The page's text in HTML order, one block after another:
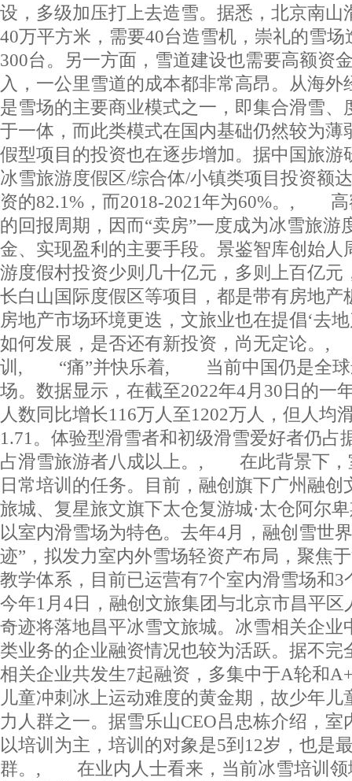
设，多级加压打上去造雪。据悉，北京南山
40万平方米，需要40台造雪机，崇礼的雪场
300台。另一方面，雪道建设也需要高额资
入，一公里雪道的成本都非常高昂。从海外
是雪场的主要商业模式之一，即集合滑雪、
于一体，而此类模式在国内基础仍然较为薄
假型项目的投资也在逐步增加。据中国旅游
冰雪旅游度假区/综合体/小镇类项目投资额
资的82.1%，而2018-2021年为60%。, 高
的回报周期，因而“卖房”一度成为冰雪旅游
金、实现盈利的主要手段。景鉴智库创始人
游度假村投资少则几十亿元，多则上百亿元
长白山国际度假区等项目，都是带有房地产
房地产市场环境更迭，文旅业也在提倡‘去
如何发展，是否还有新投资，尚无定论
训, “痛”并快乐着, 当前中国仍是全球
场。数据显示，在截至2022年4月30日的一
人数同比增长116万人至1202万人，但人均
1.71。体验型滑雪者和初级滑雪爱好者仍占
占滑雪旅游者八成以上。, 在此背景下，
日常培训的任务。目前，融创旗下广州融创
旅城、复星旅文旗下太仓复游城·太仓阿尔
以室内滑雪场为特色。去年4月，融创雪世
迹”，拟发力室内外雪场轻资产布局，聚焦
教学体系，目前已运营有7个室内滑雪场和3
今年1月4日，融创文旅集团与北京市昌平区
奇迹将落地昌平冰雪文旅城。冰雪相关企业
类业务的企业融资情况也较为活跃。据不完
相关企业共发生7起融资，多集中于A轮和
儿童冲刺冰上运动难度的黄金期，故少年儿
力人群之一。据雪乐山CEO吕忠栋介绍，
以培训为主，培训的对象是5到12岁，也是
群。, 在业内人士看来，当前冰雪培训领